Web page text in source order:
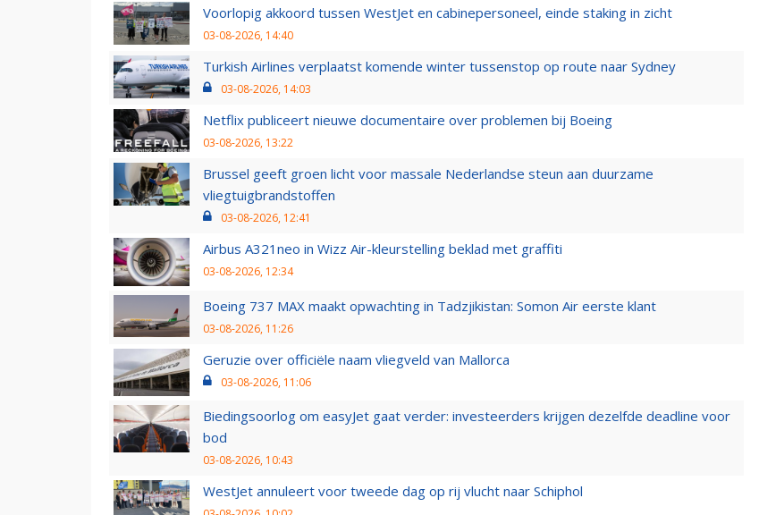
Voorlopig akkoord tussen WestJet en cabinepersoneel, einde staking in zicht
03-08-2026, 14:40
Turkish Airlines verplaatst komende winter tussenstop op route naar Sydney
03-08-2026, 14:03
Netflix publiceert nieuwe documentaire over problemen bij Boeing
03-08-2026, 13:22
Brussel geeft groen licht voor massale Nederlandse steun aan duurzame
vliegtuigbrandstoffen
03-08-2026, 12:41
Airbus A321neo in Wizz Air-kleurstelling beklad met graffiti
03-08-2026, 12:34
Boeing 737 MAX maakt opwachting in Tadzjikistan: Somon Air eerste klant
03-08-2026, 11:26
Geruzie over officiële naam vliegveld van Mallorca
03-08-2026, 11:06
Biedingsoorlog om easyJet gaat verder: investeerders krijgen dezelfde deadline voor
bod
03-08-2026, 10:43
WestJet annuleert voor tweede dag op rij vlucht naar Schiphol